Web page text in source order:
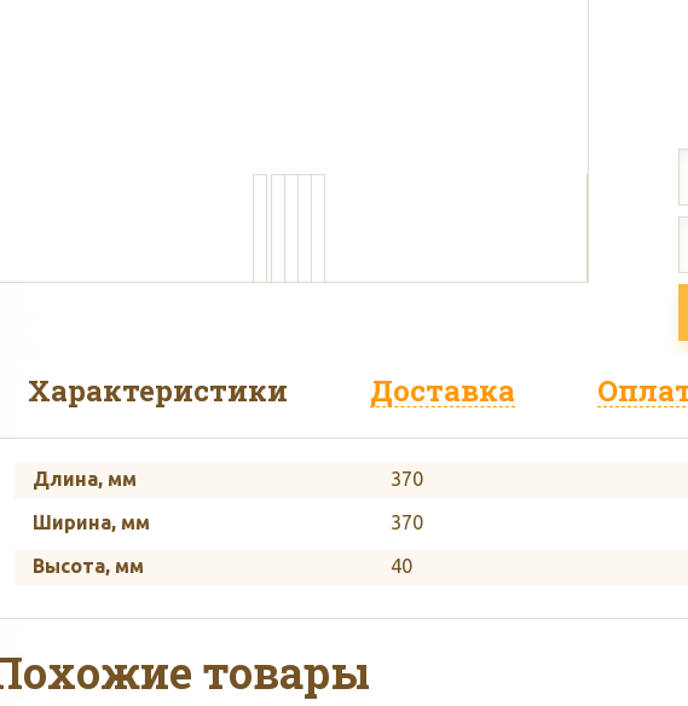
Характеристики Доставка
Длина, мм
370
Ширина, мм
370
Высота, мм
40
товары